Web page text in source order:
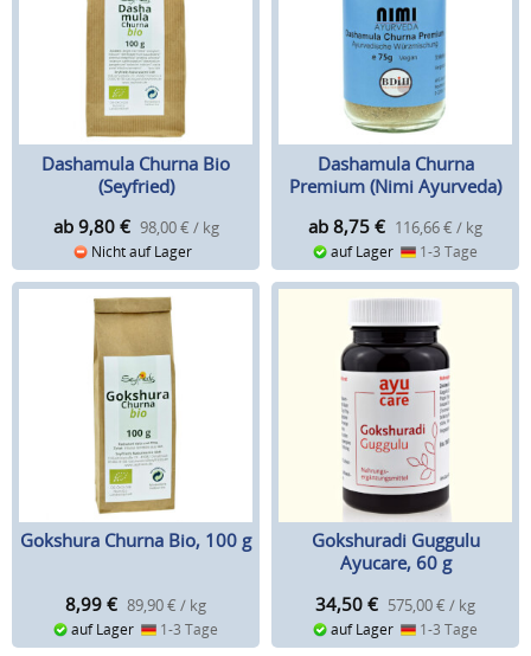
Dashamula Churna Bio
(Seyfried)
ab 9,80 € 98,00 € / kg
Nicht auf Lager
Dashamula Churna
Premium (Nimi Ayurveda)
ab 8,75 € 116,66 € / kg
auf Lager 1-3 Tage
Gokshura Churna Bio, 100 g
8,99 € 89,90 € / kg
auf Lager 1-3 Tage
Gokshuradi Guggulu
Ayucare, 60 g
34,50 € 575,00 € / kg
auf Lager 1-3 Tage